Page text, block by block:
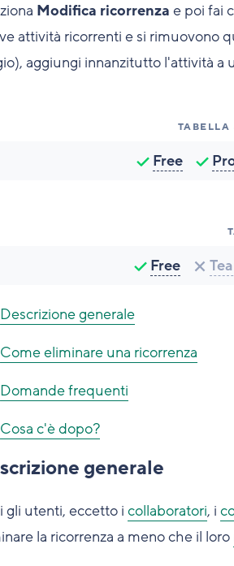
Modifica ricorrenza e poi fai
attività ricorrenti e si rimuovono
aggiungi innanzitutto l'attività a
TABELLA
Free
Free
Descrizione generale
Come eliminare una ricorrenza
Domande frequenti
Cosa c'è dopo?
generale
gli utenti, eccetto i collaboratori, i
la ricorrenza a meno che il loro